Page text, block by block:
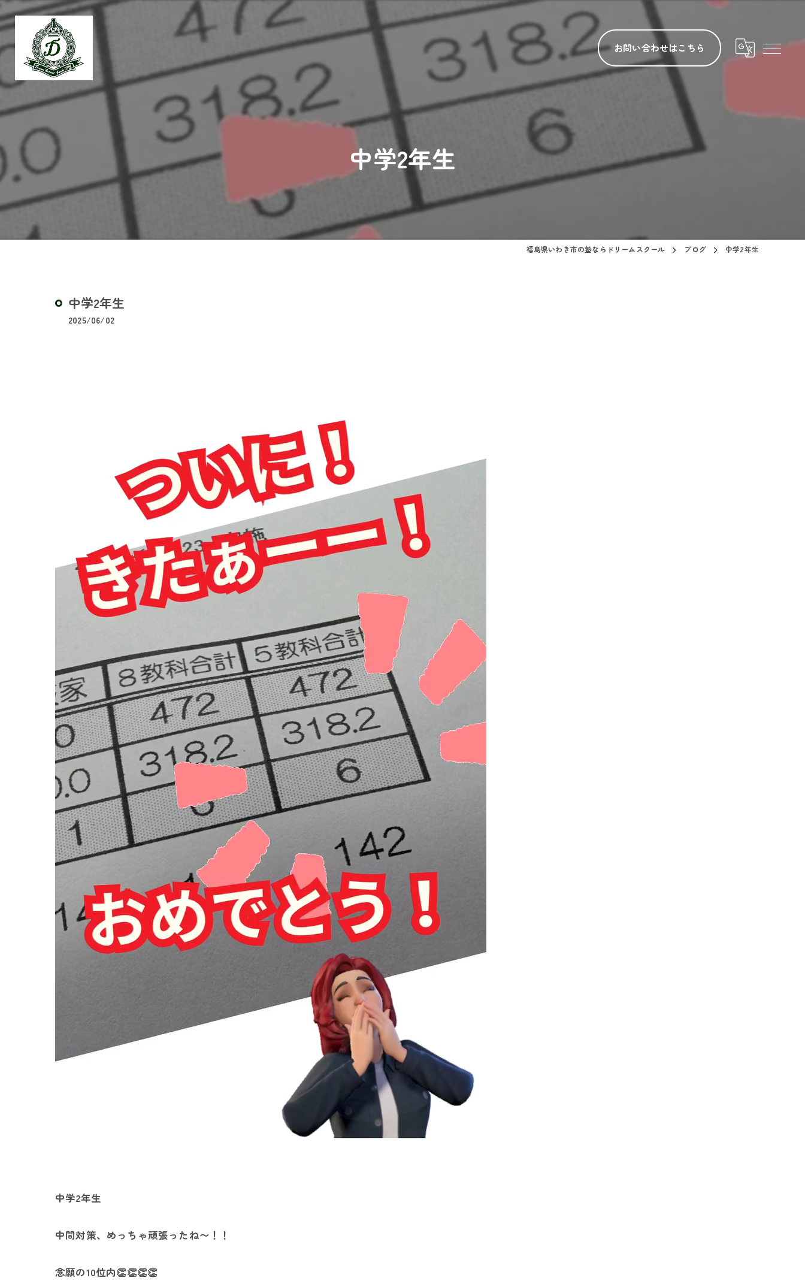
お問い合わせはこちら
中学2年生
福島県いわき市の塾ならドリームスクール ブログ 中学2年生
中学2年生
2025/06/02
中学2年生
中間対策、めっちゃ頑張ったね〜！！
念願の10位内👏👏👏👏